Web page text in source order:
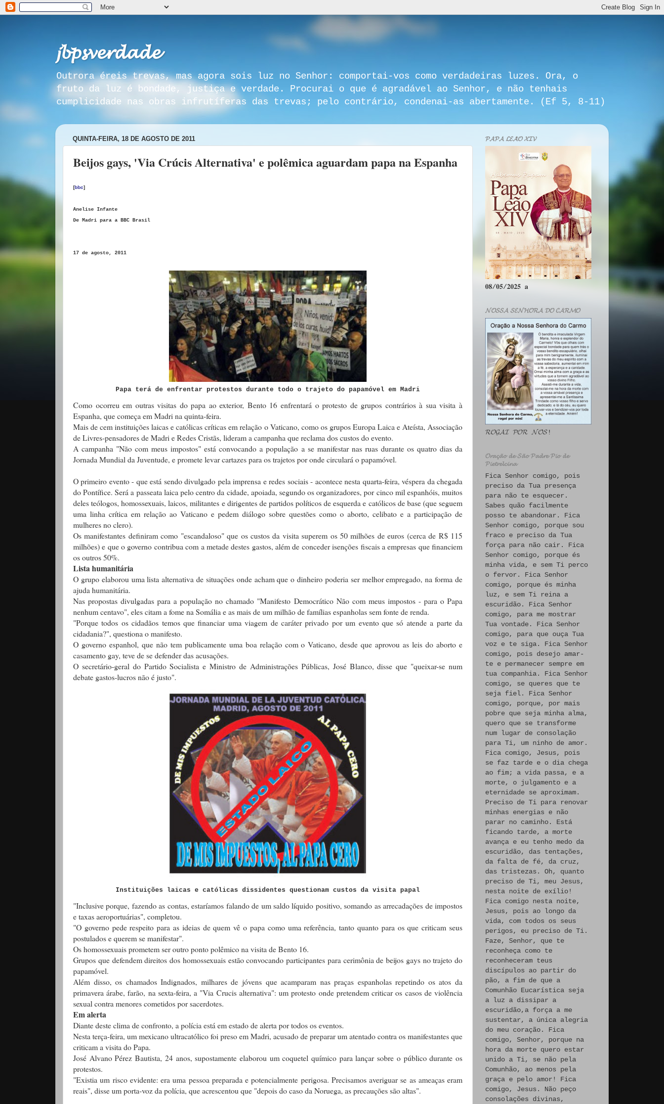
𝓳𝓫𝓹𝓼𝓿𝓮𝓻𝓭𝓪𝓭𝓮
Outrora éreis trevas, mas agora sois luz no Senhor: comportai-vos como verdadeiras luzes. Ora, o
fruto da luz é bondade, justiça e verdade. Procurai o que é agradável ao Senhor, e não tenhais
cumplicidade nas obras infrutíferas das trevas; pelo contrário, condenai-as abertamente. (Ef 5, 8-11)
QUINTA-FEIRA, 18 DE AGOSTO DE 2011
Beijos gays, 'Via Crúcis Alternativa' e polêmica aguardam papa na Espanha
[bbc]
Anelise Infante
De Madri para a BBC Brasil
17 de agosto, 2011
Papa terá de enfrentar protestos durante todo o trajeto do papamóvel em Madri
Como ocorreu em outras visitas do papa ao exterior, Bento 16 enfrentará o protesto de grupos contrários à sua visita à
Espanha, que começa em Madri na quinta-feira.
Mais de cem instituições laicas e católicas críticas em relação o Vaticano, como os grupos Europa Laica e Ateísta, Associação
de Livres-pensadores de Madri e Redes Cristãs, lideram a campanha que reclama dos custos do evento.
A campanha "Não com meus impostos" está convocando a população a se manifestar nas ruas durante os quatro dias da
Jornada Mundial da Juventude, e promete levar cartazes para os trajetos por onde circulará o papamóvel.
O primeiro evento - que está sendo divulgado pela imprensa e redes sociais - acontece nesta quarta-feira, véspera da chegada
do Pontífice. Será a passeata laica pelo centro da cidade, apoiada, segundo os organizadores, por cinco mil espanhóis, muitos
deles teólogos, homossexuais, laicos, militantes e dirigentes de partidos políticos de esquerda e católicos de base (que seguem
uma linha crítica em relação ao Vaticano e pedem diálogo sobre questões como o aborto, celibato e a participação de
mulheres no clero).
Os manifestantes definiram como "escandaloso" que os custos da visita superem os 50 milhões de euros (cerca de R$ 115
milhões) e que o governo contribua com a metade destes gastos, além de conceder isenções fiscais a empresas que financiem
os outros 50%.
Lista humanitária
O grupo elaborou uma lista alternativa de situações onde acham que o dinheiro poderia ser melhor empregado, na forma de
ajuda humanitária.
Nas propostas divulgadas para a população no chamado "Manifesto Democrático Não com meus impostos - para o Papa
nenhum centavo", eles citam a fome na Somália e as mais de um milhão de famílias espanholas sem fonte de renda.
"Porque todos os cidadãos temos que financiar uma viagem de caráter privado por um evento que só atende a parte da
cidadania?", questiona o manifesto.
O governo espanhol, que não tem publicamente uma boa relação com o Vaticano, desde que aprovou as leis do aborto e
casamento gay, teve de se defender das acusações.
O secretário-geral do Partido Socialista e Ministro de Administrações Públicas, José Blanco, disse que "queixar-se num
debate gastos-lucros não é justo".
Instituições laicas e católicas dissidentes questionam custos da visita papal
"Inclusive porque, fazendo as contas, estaríamos falando de um saldo líquido positivo, somando as arrecadações de impostos
e taxas aeroportuárias", completou.
"O governo pede respeito para as ideias de quem vê o papa como uma referência, tanto quanto para os que criticam seus
postulados e querem se manifestar".
Os homossexuais prometem ser outro ponto polêmico na visita de Bento 16.
Grupos que defendem direitos dos homossexuais estão convocando participantes para cerimônia de beijos gays no trajeto do
papamóvel.
Além disso, os chamados Indignados, milhares de jóvens que acamparam nas praças espanholas repetindo os atos da
primavera árabe, farão, na sexta-feira, a "Via Crucis alternativa": um protesto onde pretendem criticar os casos de violência
sexual contra menores cometidos por sacerdotes.
Em alerta
Diante deste clima de confronto, a polícia está em estado de alerta por todos os eventos.
Nesta terça-feira, um mexicano ultracatólico foi preso em Madri, acusado de preparar um atentado contra os manifestantes que
criticam a visita do Papa.
José Alvano Pérez Bautista, 24 anos, supostamente elaborou um coquetel químico para lançar sobre o público durante os
protestos.
"Existia um risco evidente: era uma pessoa preparada e potencialmente perigosa. Precisamos averiguar se as ameaças eram
reais", disse um porta-voz da polícia, que acrescentou que "depois do caso da Noruega, as precauções são altas".
𝓟𝓐𝓟𝓐 𝓛𝓔𝓐̃𝓞 𝓧𝓘𝓥
𝟎𝟖/𝟎𝟓/𝟐𝟎𝟐𝟓 𝐚
𝓝𝓞𝓢𝓢𝓐 𝓢𝓔𝓝𝓗𝓞𝓡𝓐 𝓓𝓞 𝓒𝓐𝓡𝓜𝓞
𝓡𝓞𝓖𝓐𝓘 𝓟𝓞𝓡 𝓝𝓞́𝓢!
𝓞𝓻𝓪𝓬̧𝓪̃𝓸 𝓭𝓮 𝓢𝓪̃𝓸 𝓟𝓪𝓭𝓻𝓮 𝓟𝓲𝓸 𝓭𝓮
𝓟𝓲𝓮𝓽𝓻𝓮𝓵𝓬𝓲𝓷𝓪
Fica Senhor comigo, pois
preciso da Tua presença
para não te esquecer.
Sabes quão facilmente
posso te abandonar. Fica
Senhor comigo, porque sou
fraco e preciso da Tua
força para não cair. Fica
Senhor comigo, porque és
minha vida, e sem Ti perco
o fervor. Fica Senhor
comigo, porque és minha
luz, e sem Ti reina a
escuridão. Fica Senhor
comigo, para me mostrar
Tua vontade. Fica Senhor
comigo, para que ouça Tua
voz e te siga. Fica Senhor
comigo, pois desejo amar-
te e permanecer sempre em
tua companhia. Fica Senhor
comigo, se queres que te
seja fiel. Fica Senhor
comigo, porque, por mais
pobre que seja minha alma,
quero que se transforme
num lugar de consolação
para Ti, um ninho de amor.
Fica comigo, Jesus, pois
se faz tarde e o dia chega
ao fim; a vida passa, e a
morte, o julgamento e a
eternidade se aproximam.
Preciso de Ti para renovar
minhas energias e não
parar no caminho. Está
ficando tarde, a morte
avança e eu tenho medo da
escuridão, das tentações,
da falta de fé, da cruz,
das tristezas. Oh, quanto
preciso de Ti, meu Jesus,
nesta noite de exílio!
Fica comigo nesta noite,
Jesus, pois ao longo da
vida, com todos os seus
perigos, eu preciso de Ti.
Faze, Senhor, que te
reconheça como te
reconheceram teus
discípulos ao partir do
pão, a fim de que a
Comunhão Eucarística seja
a luz a dissipar a
escuridão,a força a me
sustentar, a única alegria
do meu coração. Fica
comigo, Senhor, porque na
hora da morte quero estar
unido a Ti, se não pela
Comunhão, ao menos pela
graça e pelo amor! Fica
comigo, Jesus. Não peço
consolações divinas,